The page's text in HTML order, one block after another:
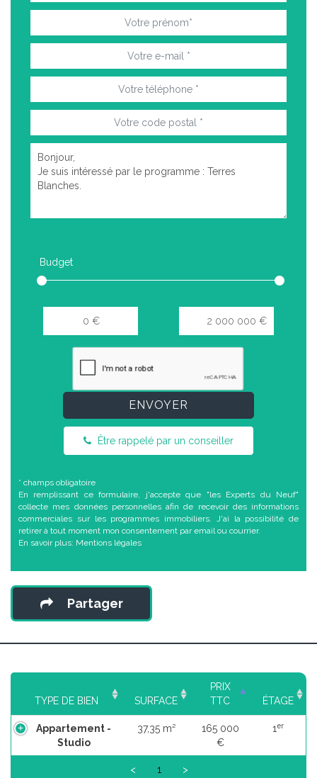
Budget
ENVOYER
Être rappelé par un conseiller
* champs obligatoire
En remplissant ce formulaire, j'accepte que "les Experts du Neuf"
collecte mes données personnelles afin de recevoir des informations
commerciales sur les programmes immobiliers. J'ai la possibilité de
retirer à tout moment mon consentement par email ou courrier.
En savoir plus: Mentions légales
Partager
TYPE DE BIEN SURFACE
PRIX
TTC
ÉTAGE
Appartement -
Studio
37,35 m²
165 000
€
1er
< 1 >